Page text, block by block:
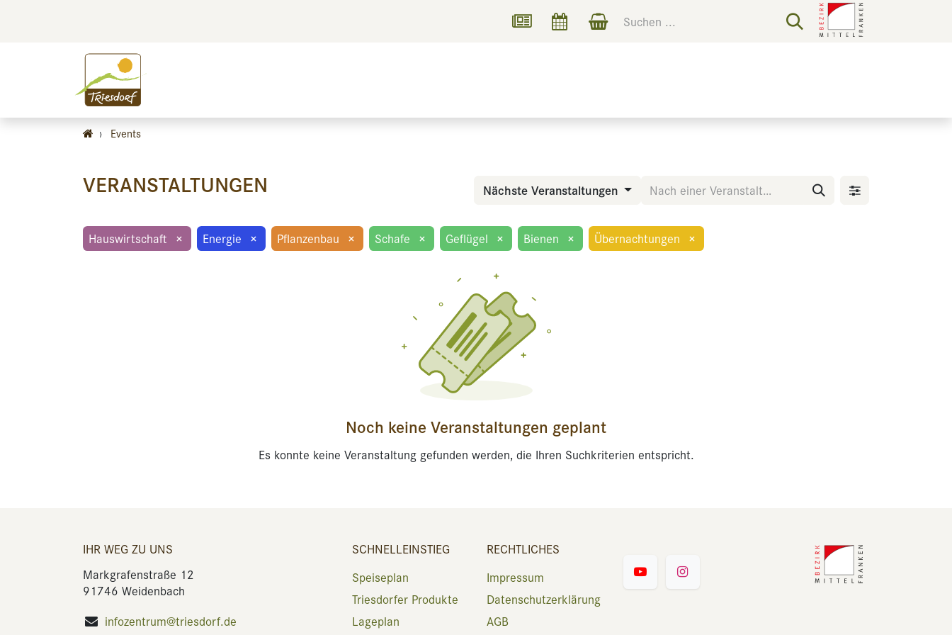
› Events
VERANSTALTUNGEN Nächste Veranstaltungen
Hauswirtschaft × Energie × Pflanzenbau × Schafe × Geflügel × Bienen × Übernachtungen ×
Noch keine Veranstaltungen geplant
Es konnte keine Veranstaltung gefunden werden, die Ihren Suchkriterien entspricht.
IHR WEG ZU UNS
Markgrafenstraße 12
91746 Weidenbach
infozentrum@triesdorf.de
SCHNELLEINSTIEG
Speiseplan
Triesdorfer Produkte
Lageplan
RECHTLICHES
Impressum
Datenschutzerklärung
AGB